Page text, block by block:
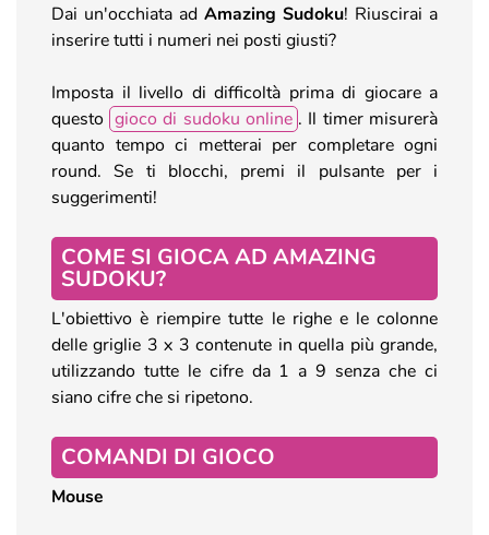
Dai un'occhiata ad Amazing Sudoku! Riuscirai a
inserire tutti i numeri nei posti giusti?
Imposta il livello di difficoltà prima di giocare a
questo gioco di sudoku online . Il timer misurerà
quanto tempo ci metterai per completare ogni
round. Se ti blocchi, premi il pulsante per i
suggerimenti!
COME SI GIOCA AD AMAZING
SUDOKU?
L'obiettivo è riempire tutte le righe e le colonne
delle griglie 3 x 3 contenute in quella più grande,
utilizzando tutte le cifre da 1 a 9 senza che ci
siano cifre che si ripetono.
COMANDI DI GIOCO
Mouse